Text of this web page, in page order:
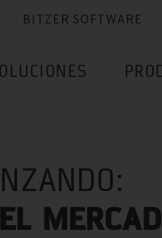
BITZER SOFTWARE